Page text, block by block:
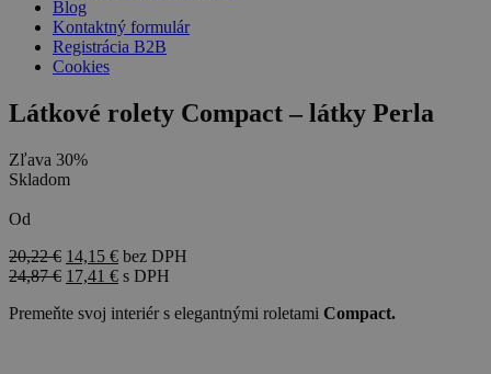
Blog
Kontaktný formulár
Registrácia B2B
Cookies
Látkové rolety Compact – látky Perla
Zľava 30%
Skladom
Od
20,22€ 14,15 € bez DPH
24,87€ 17,41 € s DPH
Premeňte svoj interiér s elegantnými roletami Compact.